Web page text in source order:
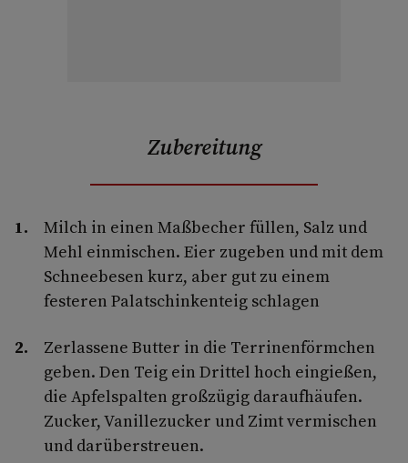
Zubereitung
Milch in einen Maßbecher füllen, Salz und
Mehl einmischen. Eier zugeben und mit dem
Schneebesen kurz, aber gut zu einem
festeren Palatschinkenteig schlagen
Zerlassene Butter in die Terrinenförmchen
geben. Den Teig ein Drittel hoch eingießen,
die Apfelspalten großzügig daraufhäufen.
Zucker, Vanillezucker und Zimt vermischen
und darüberstreuen.